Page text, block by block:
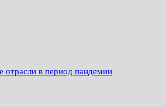
в период пандемии